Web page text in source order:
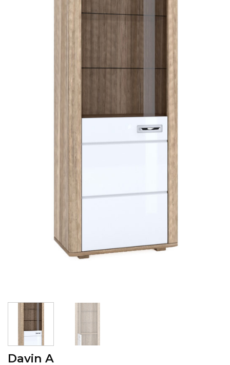
Davin A